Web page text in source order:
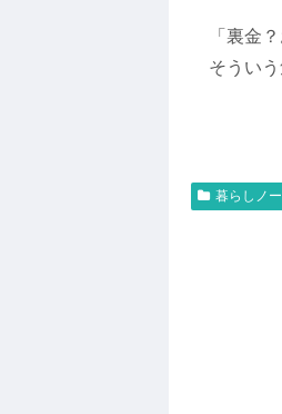
「裏金
そうい
暮らしノー